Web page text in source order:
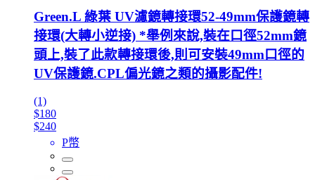
Green.L 綠葉 UV濾鏡轉接環52-49mm保護鏡轉
接環(大轉小逆接) *舉例來說,裝在口徑52mm鏡
頭上,裝了此款轉接環後,則可安裝49mm口徑的
UV保護鏡.CPL偏光鏡之類的攝影配件!
(1)
$180
$240
P幣